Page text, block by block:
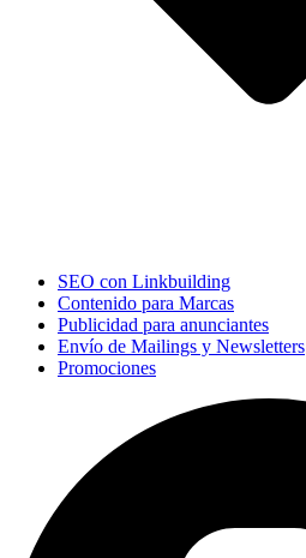
SEO con Linkbuilding
Contenido para Marcas
Publicidad para anunciantes
Envío de Mailings y Newsletters
Promociones